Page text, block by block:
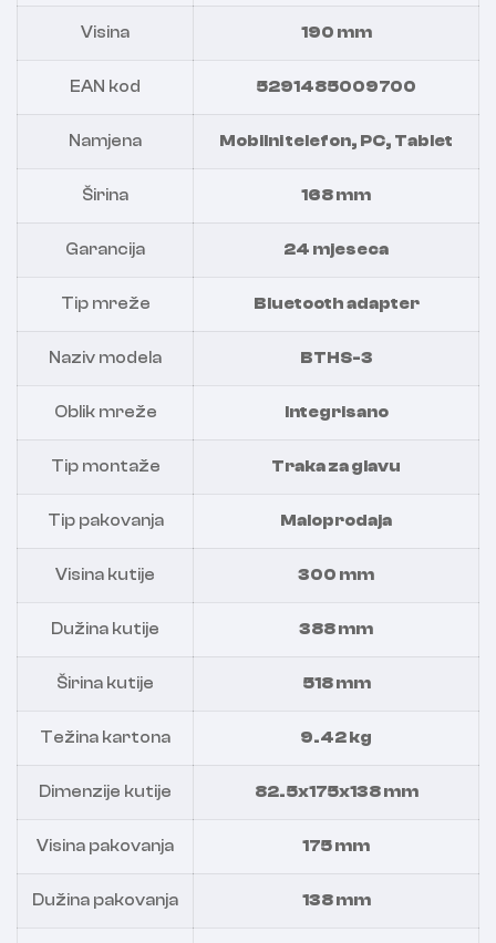
Visina 190 mm
EAN kod 5291485009700
Namjena Mobilni telefon, PC, Tablet
Širina 168 mm
Garancija 24 mjeseca
Tip mreže Bluetooth adapter
Naziv modela BTHS-3
Oblik mreže Integrisano
Tip montaže Traka za glavu
Tip pakovanja Maloprodaja
Visina kutije 300 mm
Dužina kutije 388 mm
Širina kutije 518 mm
Težina kartona 9.42 kg
Dimenzije kutije 82.5x175x138 mm
Visina pakovanja 175 mm
Dužina pakovanja 138 mm